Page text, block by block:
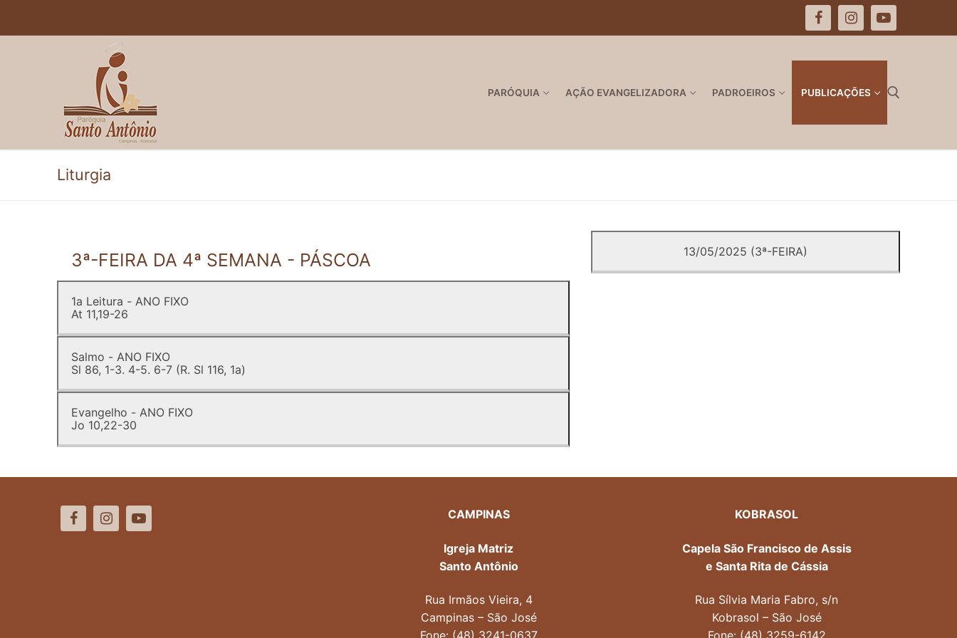
PARÓQUIA AÇÃO EVANGELIZADORA PADROEIROS PUBLICAÇÕES
Pesquisar por:
Liturgia
3ª-FEIRA DA 4ª SEMANA - PÁSCOA
1a Leitura - ANO FIXO
At 11,19-26
Salmo - ANO FIXO
Sl 86, 1-3. 4-5. 6-7 (R. Sl 116, 1a)
Evangelho - ANO FIXO
Jo 10,22-30
13/05/2025 (3ª-FEIRA)
CAMPINAS
Igreja Matriz
Santo Antônio
Rua Irmãos Vieira, 4
Campinas – São José
KOBRASOL
Capela São Francisco de Assis
e Santa Rita de Cássia
Rua Sílvia Maria Fabro, s/n
Kobrasol – São José